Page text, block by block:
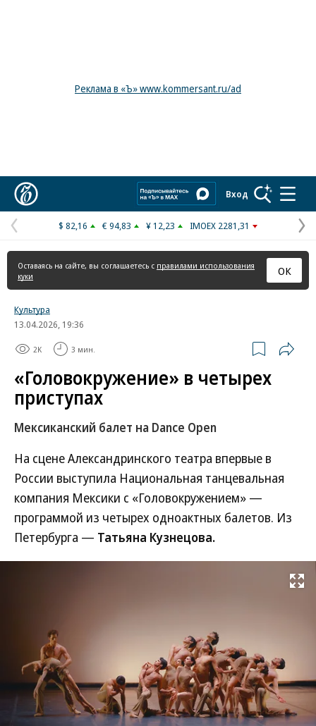
Реклама в «Ъ» www.kommersant.ru/ad
Вход
Предыдущая
страница
$ 82,16 € 94,83 ¥ 12,23 IMOEX 2281,31
Оставаясь на сайте, вы соглашаетесь с правилами использования
куки
ОК
Культура
13.04.2026, 19:36
2K 3 мин.
«Головокружение» в четырех
приступах
Мексиканский балет на Dance Open
На сцене Александринского театра впервые в
России выступила Национальная танцевальная
компания Мексики с «Головокружением» —
программой из четырех одноактных балетов. Из
Петербурга — Татьяна Кузнецова.
Развернуть